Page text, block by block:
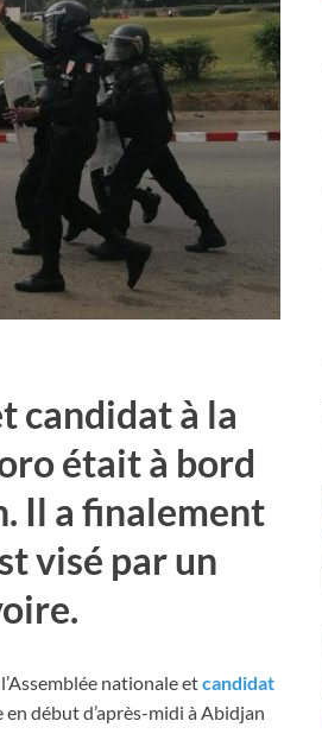
candidat à la
était à bord
Il a finalement
visé par un
nationale etcandidat
début d’après-midi à Abidjan